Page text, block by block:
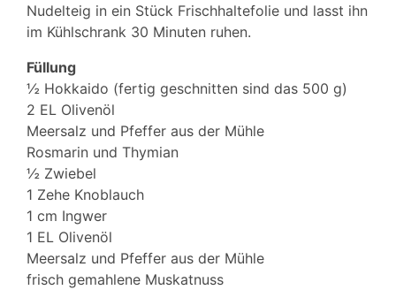
Nudelteig in ein Stück Frischhaltefolie und lasst ihn
im Kühlschrank 30 Minuten ruhen.
Füllung
½ Hokkaido (fertig geschnitten sind das 500 g)
2 EL Olivenöl
Meersalz und Pfeffer aus der Mühle
Rosmarin und Thymian
½ Zwiebel
1 Zehe Knoblauch
1 cm Ingwer
1 EL Olivenöl
Meersalz und Pfeffer aus der Mühle
frisch gemahlene Muskatnuss